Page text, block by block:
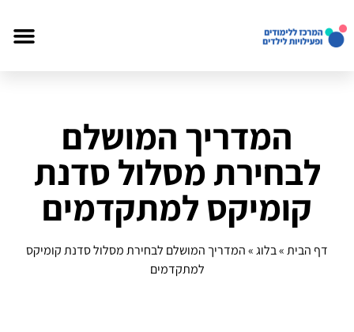
המדריך המושלם
לבחירת מסלול סדנת
קומיקס למתקדמים
דף הבית»בלוג»המדריך המושלם לבחירת מסלול סדנת קומיקס
למתקדמים